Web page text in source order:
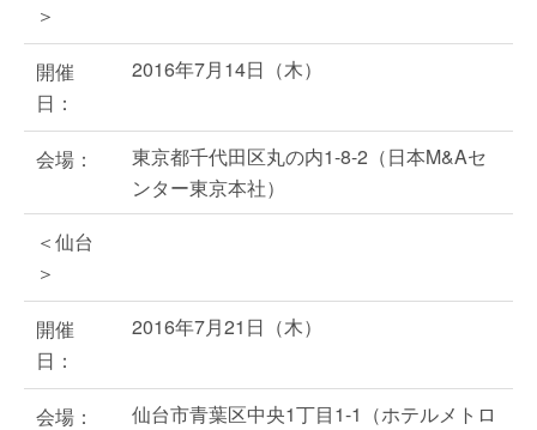
＞
開催
日：
2016年7月14日（木）
会場：
東京都千代田区丸の内1-8-2（日本M&Aセ
ンター東京本社）
＜仙台
＞
開催
日：
2016年7月21日（木）
会場：
仙台市青葉区中央1丁目1-1（ホテルメトロ